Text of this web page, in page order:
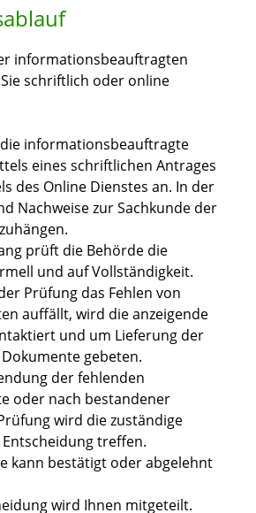
informationsbeauftragten
schriftlich oder online
die informationsbeauftragte
eines schriftlichen Antrages
des Online Dienstes an. In der
Nachweise zur Sachkunde der
prüft die Behörde die
und auf Vollständigkeit.
Prüfung das Fehlen von
auffällt, wird die anzeigende
und um Lieferung der
gebeten.
der fehlenden
oder nach bestandener
wird die zuständige
Entscheidung treffen.
kann bestätigt oder abgelehnt
wird Ihnen mitgeteilt.